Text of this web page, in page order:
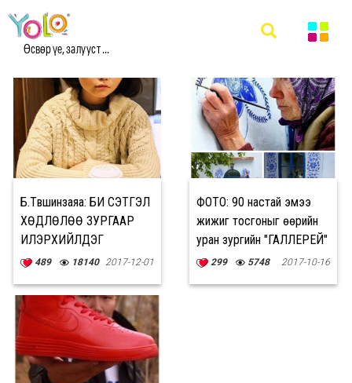
Өсвөр үе, залууст ...
#PAINTING МЭДЭЭ
Б.Түвшинзаяа: БИ СЭТГЭЛ
ХӨДЛӨЛӨӨ ЗУРГААР
ИЛЭРХИЙЛДЭГ
489 18140 2017-12-01
ФОТО: 90 настай эмээ
жижиг тосгоныг өөрийн
уран зургийн "ГАЛЛЕРЕЙ"
болгожээ
299 5748 2017-10-16